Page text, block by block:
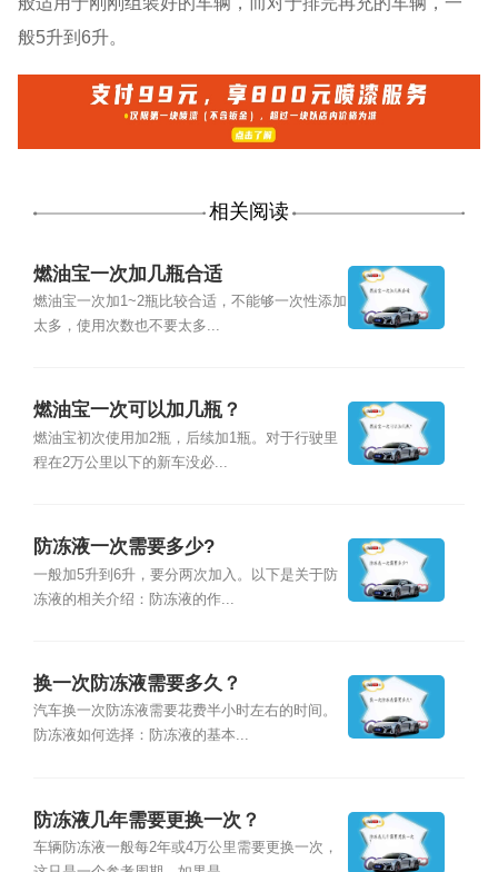
般5升到6升。
相关阅读
燃油宝一次加几瓶合适
燃油宝一次加1~2瓶比较合适，不能够一次性添加
太多，使用次数也不要太多...
燃油宝一次可以加几瓶？
燃油宝初次使用加2瓶，后续加1瓶。对于行驶里
程在2万公里以下的新车没必...
防冻液一次需要多少?
一般加5升到6升，要分两次加入。以下是关于防
冻液的相关介绍：防冻液的作...
换一次防冻液需要多久？
汽车换一次防冻液需要花费半小时左右的时间。
防冻液如何选择：防冻液的基本...
防冻液几年需要更换一次？
车辆防冻液一般每2年或4万公里需要更换一次，